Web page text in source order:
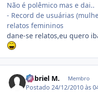
Não é polêmico mas e dai..
- Record de usuárias
relatos femininos
dane-se relatos,eu quero
Gabriel M. Membro
Postado24/12/2010 às